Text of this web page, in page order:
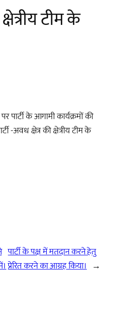
टीम के
पार्टी के आगामी कार्यक्रमों की
-अवध क्षेत्र की क्षेत्रीय टीम के
पार्टी के पक्ष में मतदान करने हेतु
प्रेरित करने का आग्रह किया। →